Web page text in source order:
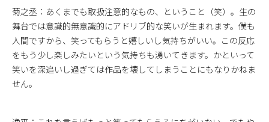
菊之丞：あくまでも取扱注意的なもの、ということ（笑）。生の
舞台では意識的無意識的にアドリブ的な笑いが生まれます。僕も
人間ですから、笑ってもらうと嬉しいし気持ちがいい。この反応
をもう少し楽しみたいという気持ちも湧いてきます。かといって
笑いを深追いし過ぎては作品を壊してしまうことにもなりかねま
せん。